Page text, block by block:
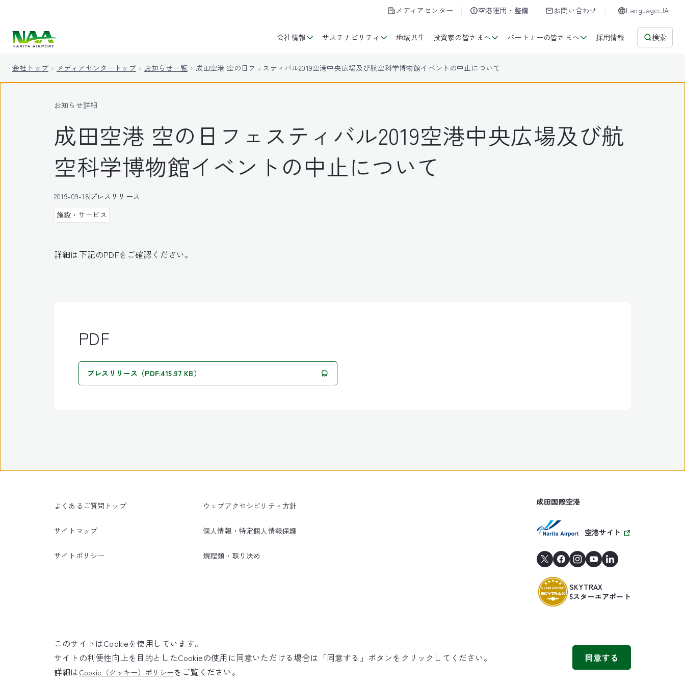
メディアセンター 空港運用・整備 お問い合わせ Language:JA
会社情報 サステナビリティ 地域共生 投資家の皆さまへ パートナーの皆さまへ 採用情報 検索
会社トップ メディアセンタートップ お知らせ一覧 成田空港 空の日フェスティバル2019空港中央広場及び航空科学博物館イベントの中止について
お知らせ詳細
成田空港 空の日フェスティバル2019空港中央広場及び航
空科学博物館イベントの中止について
2019-09-18プレスリリース
施設・サービス
詳細は下記のPDFをご確認ください。
PDF
プレスリリース（PDF:415.97 KB）
よくあるご質問トップ
サイトマップ
サイトポリシー
ウェブアクセシビリティ方針
個人情報・特定個人情報保護
規程類・取り決め
成田国際空港
空港サイト
SKYTRAX
5スターエアポート
©NARITA INTERNATIONAL AIRPORT CORPORATION
このサイトはCookieを使用しています。
サイトの利便性向上を目的としたCookieの使用に同意いただける場合は「同意する」ボタンをクリックしてください。
詳細は Cookie（クッキー）ポリシーをご覧ください。
同意する